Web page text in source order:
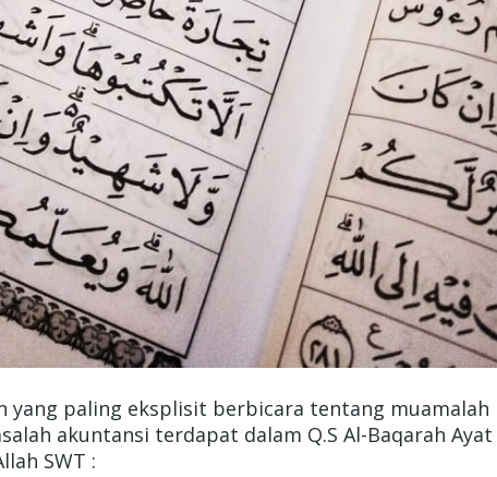
yang paling eksplisit berbicara tentang muamalah
akuntansi terdapat dalam Q.S Al-Baqarah Ayat
SWT :